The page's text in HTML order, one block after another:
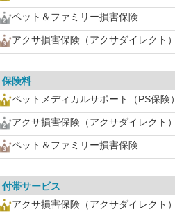
ペット＆ファミリー損害保険
アクサ損害保険（アクサダイレクト）
保険料
ペットメディカルサポート（PS保険）
アクサ損害保険（アクサダイレクト）
ペット＆ファミリー損害保険
付帯サービス
アクサ損害保険（アクサダイレクト）